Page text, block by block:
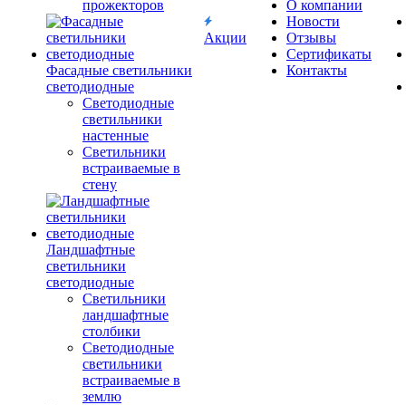
прожекторов
Фасадные светильники
светодиодные
Светодиодные
светильники
настенные
Светильники
встраиваемые в
стену
Ландшафтные
светильники
светодиодные
Светильники
ландшафтные
столбики
Светодиодные
светильники
встраиваемые в
землю
Акции
О компании
Новости
Отзывы
Сертификаты
Контакты